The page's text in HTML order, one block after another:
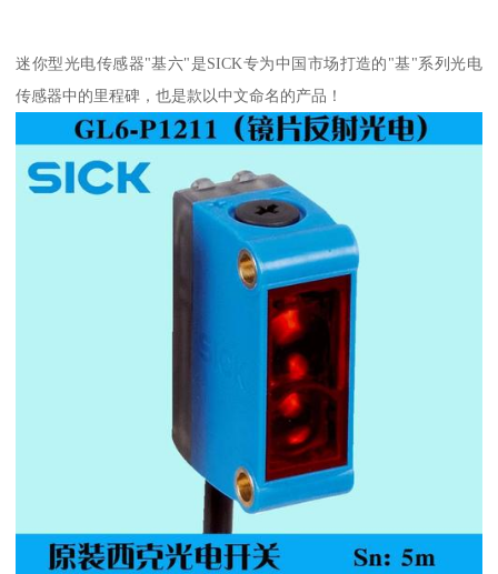
迷你型光电传感器"基六"是SICK专为中国市场打造的"基"系列光电
传感器中的里程碑，也是款以中文命名的产品！